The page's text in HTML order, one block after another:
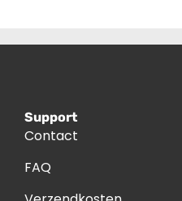
Support
Contact
FAQ